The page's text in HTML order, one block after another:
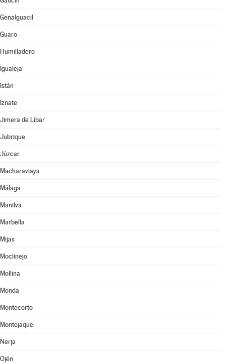
Genalguacil
Guaro
Humilladero
Igualeja
Istán
Iznate
Jimera de Líbar
Jubrique
Júzcar
Macharaviaya
Málaga
Manilva
Marbella
Mijas
Moclinejo
Mollina
Monda
Montecorto
Montejaque
Nerja
Ojén